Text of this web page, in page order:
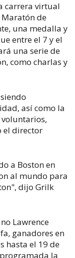
carrera virtual
de
una medalla y
entre el 7 y el
una serie de
como charlas y
así como la
el director
a Boston en
al mundo para
dijo Grilk
Lawrence
ganadores en
hasta el 19 de
la